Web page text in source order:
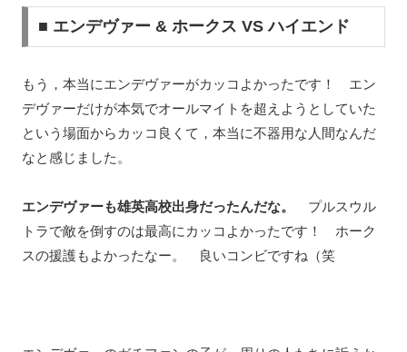
■ エンデヴァー & ホークス VS ハイエンド
もう，本当にエンデヴァーがカッコよかったです！ エン
デヴァーだけが本気でオールマイトを超えようとしていた
という場面からカッコ良くて，本当に不器用な人間なんだ
なと感じました。
エンデヴァーも雄英高校出身だったんだな。
プルスウル
トラで敵を倒すのは最高にカッコよかったです！ ホーク
スの援護もよかったなー。 良いコンビですね（笑